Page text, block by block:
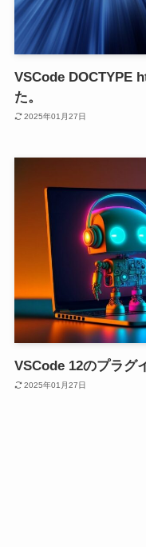
VSCode DOCTYPE
た。
2025年01月27日
VSCode 12のプラグ
2025年01月27日